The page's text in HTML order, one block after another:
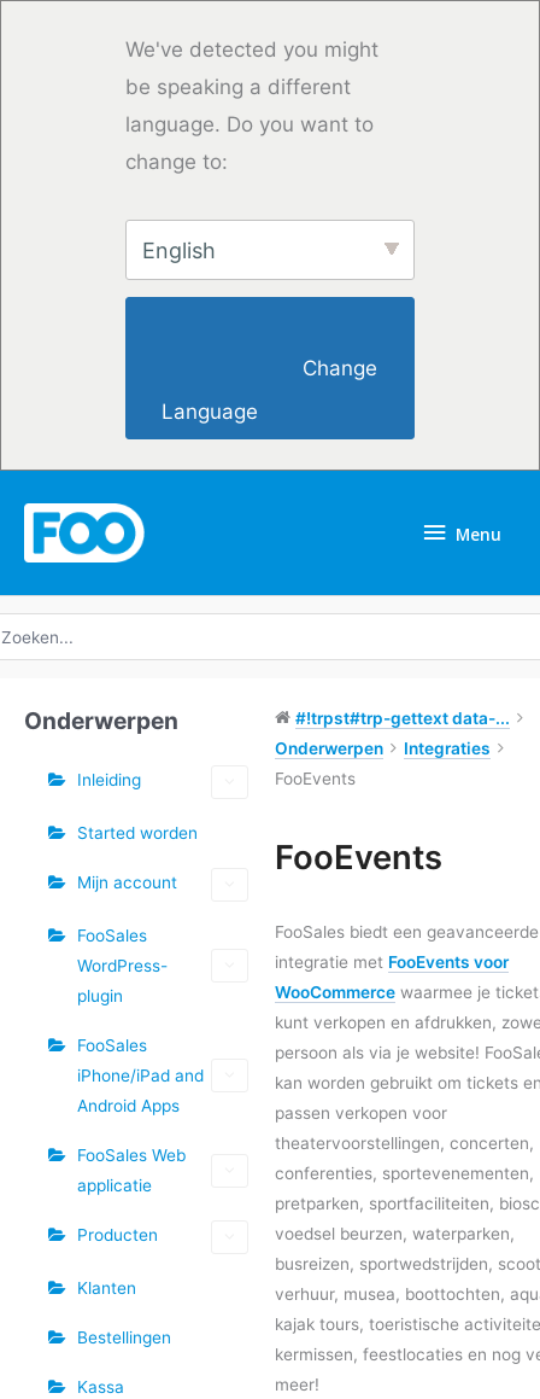
We've detected you might
be speaking a different
language. Do you want to
change to:
English
Language
Menu
Onderwerpen
Inleiding
Started worden
Mijn account
FooSales
WordPress-
plugin
FooSales
iPhone/iPad and
Android Apps
FooSales Web
applicatie
Producten
Klanten
Bestellingen
Kassa
#!trpst#trp-gettext data-...
Onderwerpen
Integraties
FooEvents
FooEvents
FooSales biedt een geavanceerde
integratie met FooEvents voor
WooCommerce waarmee je
kunt verkopen en afdrukken,
persoon als via je website!
kan worden gebruikt om tickets
passen verkopen voor
theatervoorstellingen, concerten,
conferenties, sportevenementen,
pretparken, sportfaciliteiten,
voedsel beurzen, waterparken,
busreizen, sportwedstrijden,
verhuur, musea, boottochten,
kajak tours, toeristische
kermissen, feestlocaties en nog
meer!
Tags
navigatie